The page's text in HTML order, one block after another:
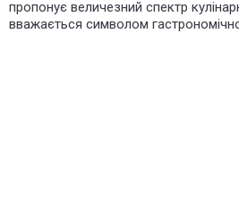
пропонує величезний спектр
вважається символом